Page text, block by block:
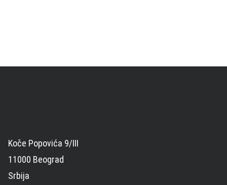
Koče Popovića 9/III
11000 Beograd
Srbija